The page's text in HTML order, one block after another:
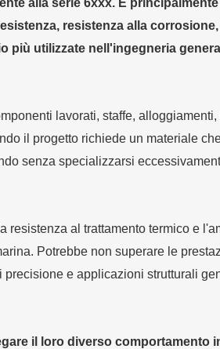
alla serie 6xxx. È
resistenza alla
più utilizzate nell'ingegneria
lavorati, staffe,
il progetto richiede un materiale
senza specializzarsi
al trattamento termico e
Potrebbe non superare le
e applicazioni strutturali
il loro diverso comportamento